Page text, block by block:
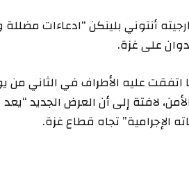
أنتوني بلينكن “ادعاءات مضللة
على غزة.
عليه الأطراف في الثاني من
لافتة إلى أن العرض الجديد “يعد
الإجرامية” تجاه قطاع غزة.